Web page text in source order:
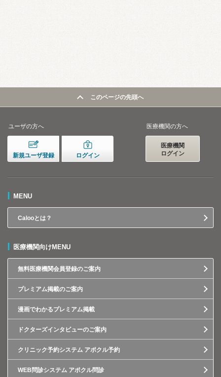
このページの先頭へ
ユーザの方へ
新規ユーザ登録 ログイン
医療機関の方へ
医療機関
ログイン
MENU
Calooとは？
医療機関向けMENU
無料医療機関会員登録のご案内
プレミアム掲載のご案内
漫画でわかるプレミアム掲載
ドクターズインタビューのご案内
クリニック予約システム アポクル予約
WEB問診システム アポクル問診